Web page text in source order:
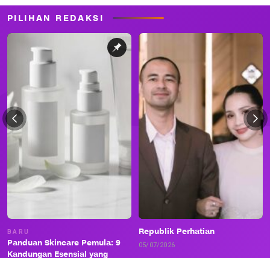
PILIHAN REDAKSI
BARU
Panduan Skincare Pemula: 9
Kandungan Esensial yang
Republik Perhatian
05/07/2026